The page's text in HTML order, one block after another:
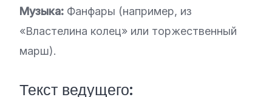
Музыка: Фанфары (например, из
«Властелина колец» или торжественный
марш).
Текст ведущего: